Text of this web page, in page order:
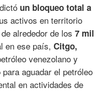
un bloqueo total a
activos en territorio
alrededor de los 7 mil
en ese país, Citgo,
venezolano y
aguadar el petróleo
en actividades de